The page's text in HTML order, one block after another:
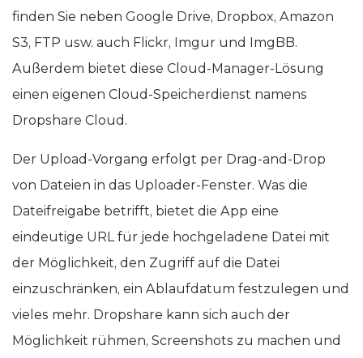
finden Sie neben Google Drive, Dropbox, Amazon
S3, FTP usw. auch Flickr, Imgur und ImgBB.
Außerdem bietet diese Cloud-Manager-Lösung
einen eigenen Cloud-Speicherdienst namens
Dropshare Cloud.
Der Upload-Vorgang erfolgt per Drag-and-Drop
von Dateien in das Uploader-Fenster. Was die
Dateifreigabe betrifft, bietet die App eine
eindeutige URL für jede hochgeladene Datei mit
der Möglichkeit, den Zugriff auf die Datei
einzuschränken, ein Ablaufdatum festzulegen und
vieles mehr. Dropshare kann sich auch der
Möglichkeit rühmen, Screenshots zu machen und